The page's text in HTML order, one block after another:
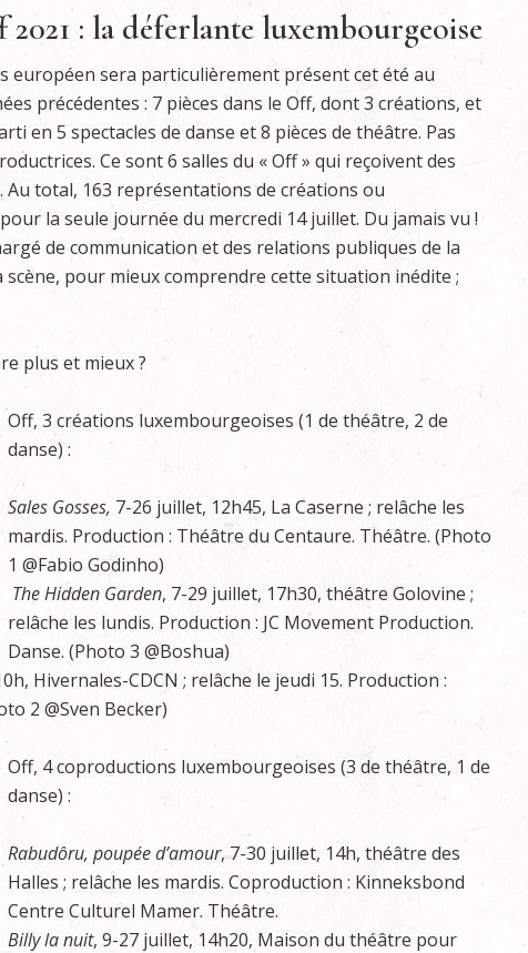
: la déferlante luxembourgeoise
européen sera particulièrement présent cet été au
précédentes : 7 pièces dans le Off, dont 3 créations, et
en 5 spectacles de danse et 8 pièces de théâtre. Pas
Ce sont 6 salles du « Off » qui reçoivent des
total, 163 représentations de créations ou
la seule journée du mercredi 14 juillet. Du jamais vu !
de communication et des relations publiques de la
pour mieux comprendre cette situation inédite ;
plus et mieux ?
Off, 3 créations luxembourgeoises (1 de théâtre, 2 de
danse) :
Sales Gosses, 7-26 juillet, 12h45, La Caserne ; relâche les
mardis. Production : Théâtre du Centaure. Théâtre. (Photo
1 @Fabio Godinho)
The Hidden Garden, 7-29 juillet, 17h30, théâtre Golovine ;
relâche les lundis. Production : JC Movement Production.
Danse. (Photo 3 @Boshua)
Hivernales-CDCN ; relâche le jeudi 15. Production :
2 @Sven Becker)
Off, 4 coproductions luxembourgeoises (3 de théâtre, 1 de
danse) :
Rabudôru, poupée d’amour, 7-30 juillet, 14h, théâtre des
Halles ; relâche les mardis. Coproduction : Kinneksbond
Centre Culturel Mamer. Théâtre.
Billy la nuit, 9-27 juillet, 14h20, Maison du théâtre pour